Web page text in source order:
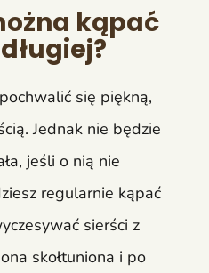
kąpać
się piękną,
Jednak nie będzie
jeśli o nią nie
regularnie kąpać
sierści z
skołtuniona i po